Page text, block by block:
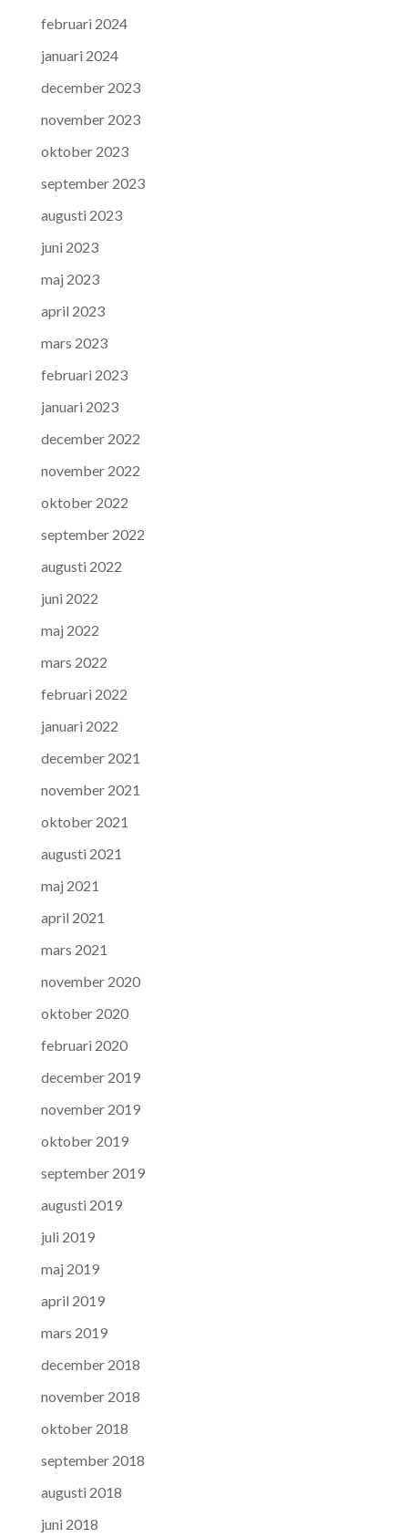
februari 2024
januari 2024
december 2023
november 2023
oktober 2023
september 2023
augusti 2023
juni 2023
maj 2023
april 2023
mars 2023
februari 2023
januari 2023
december 2022
november 2022
oktober 2022
september 2022
augusti 2022
juni 2022
maj 2022
mars 2022
februari 2022
januari 2022
december 2021
november 2021
oktober 2021
augusti 2021
maj 2021
april 2021
mars 2021
november 2020
oktober 2020
februari 2020
december 2019
november 2019
oktober 2019
september 2019
augusti 2019
juli 2019
maj 2019
april 2019
mars 2019
december 2018
november 2018
oktober 2018
september 2018
augusti 2018
juni 2018